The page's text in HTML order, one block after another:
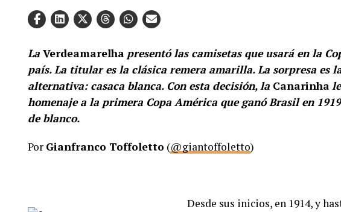
La Verdeamarelha presentó las camisetas que usará en la
país. La titular es la clásica remera amarilla. La sorpresa es
alternativa: casaca blanca. Con esta decisión, la Canarinha
homenaje a la primera Copa América que ganó Brasil en
de blanco.
Por Gianfranco Toffoletto (@giantoffoletto)
Desde sus inicios, en 1914, y